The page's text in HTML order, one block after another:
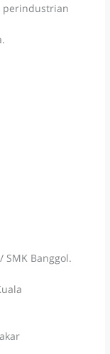
perindustrian
SMK Banggol.